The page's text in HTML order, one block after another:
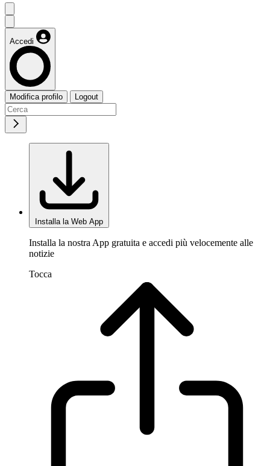
Accedi
Modifica profilo Logout
Installa la Web App
Installa la nostra App gratuita e accedi più velocemente alle
notizie
Tocca